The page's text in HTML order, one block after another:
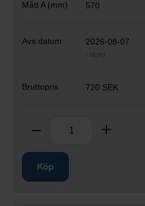
570
2026-08-07
I lager
720 SEK
Ta bort
Köp